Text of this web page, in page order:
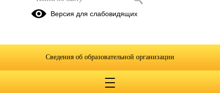
Библиотека
литературы,
предлагаемые
образовательной
среды
PROFобразование
Версия для слабовидящих
Сведения об образовательной организации